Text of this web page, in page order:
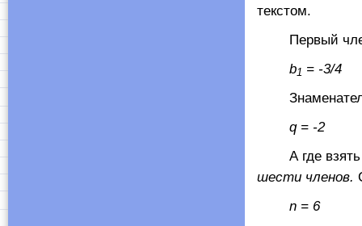
текстом.
Первый
b1 = -3/4
Знаменатель
q= -2
А где взять
шести членов.
n= 6